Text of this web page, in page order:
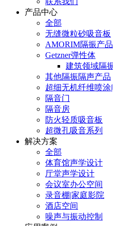
产品中心
全部
无缝微粒砂吸音板
AMORIM隔振产品
Getzner弹性体
建筑领域隔
其他隔振隔声产品
超细无机纤维喷涂
隔音门
隔音房
防火轻质吸音板
超微孔吸音系列
解决方案
全部
体育馆声学设计
厅堂声学设计
会议室办公空间
录音棚|家庭影院
酒店空间
噪声与振动控制